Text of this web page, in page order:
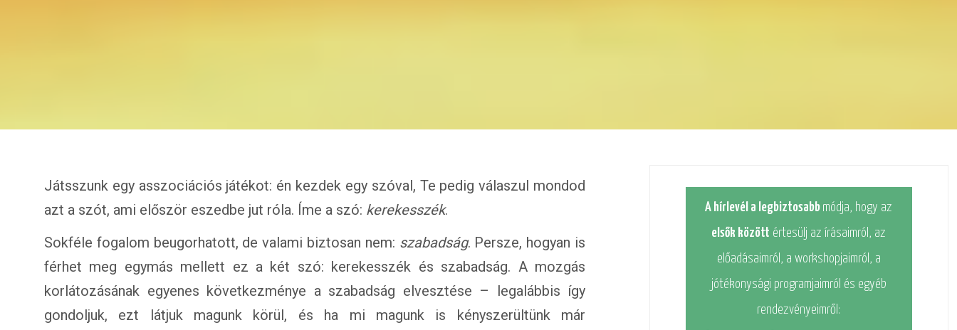
Játsszunk egy asszociációs játékot: én kezdek egy szóval, Te pedig válaszul mondod
azt a szót, ami először eszedbe jut róla. Íme a szó: kerekesszék.
Sokféle fogalom beugorhatott, de valami biztosan nem: szabadság. Persze, hogyan is
férhet meg egymás mellett ez a két szó: kerekesszék és szabadság. A mozgás
korlátozásának egyenes következménye a szabadság elvesztése – legalábbis így
gondoljuk, ezt látjuk magunk körül, és ha mi magunk is kényszerültünk már
A hírlevél a legbiztosabb módja, hogy az
elsők között értesülj az írásaimról, az
előadásaimról, a workshopjaimról, a
jótékonysági programjaimról és egyéb
rendezvényeimről: